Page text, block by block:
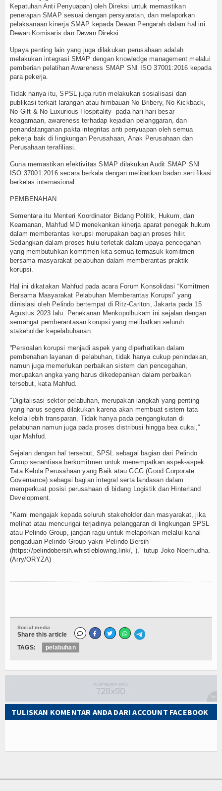
Kepatuhan Anti Penyuapan) oleh Direksi untuk memastikan
penerapan SMAP sesuai dengan persyaratan, dan melaporkan
pelaksanaan kinerja SMAP kepada Dewan Pengarah dalam hal ini
Dewan Komisaris dan Dewan Direksi.
Upaya penting lain yang juga dilakukan perusahaan adalah
melakukan integrasi SMAP dengan knowledge management melalui
pemberian pelatihan Awareness SMAP SNI ISO 37001:2016 kepada
para pekerja.
Tidak hanya itu, SPSL juga rutin melakukan sosialisasi dan
publikasi terkait larangan atau himbauan No Bribery, No Kickback,
No Gift & No Luxurious Hospitality pada hari-hari besar
keagamaan, awareness terhadap kejadian pelanggaran, dan
penandatanganan pakta integritas anti penyuapan oleh semua
pekerja baik di lingkungan Perusahaan, Anak Perusahaan dan
Perusahaan terafiliasi.
Guna memastikan efektivitas SMAP dilakukan Audit SMAP SNI
ISO 37001:2016 secara berkala dengan melibatkan badan sertifikasi
berkelas internasional.
PEMBENAHAN
Sementara itu Menteri Koordinator Bidang Politik, Hukum, dan
Keamanan, Mahfud MD menekankan kinerja aparat penegak hukum
dalam memberantas korupsi merupakan bagian proses hilir.
Sedangkan dalam proses hulu terletak dalam upaya pencegahan
yang membutuhkan komitmen kita semua termasuk komitmen
bersama masyarakat pelabuhan dalam memberantas praktik
korupsi.
Hal ini dikatakan Mahfud pada acara Forum Konsolidasi “Komitmen
Bersama Masyarakat Pelabuhan Memberantas Korupsi” yang
diinisiasi oleh Pelindo bertempat di Ritz-Carlton, Jakarta pada 15
Agustus 2023 lalu. Penekanan Menkopolhukam ini sejalan dengan
semangat pemberantasan korupsi yang melibatkan seluruh
stakeholder kepelabuhanan.
“Persoalan korupsi menjadi aspek yang diperhatikan dalam
pembenahan layanan di pelabuhan, tidak hanya cukup penindakan,
namun juga memerlukan perbaikan sistem dan pencegahan,
merupakan angka yang harus dikedepankan dalam perbaikan
tersebut, kata Mahfud.
"Digitalisasi sektor pelabuhan, merupakan langkah yang penting
yang harus segera dilakukan karena akan membuat sistem tata
kelola lebih transparan. Tidak hanya pada pengangkutan di
pelabuhan namun juga pada proses distribusi hingga bea cukai,”
ujar Mahfud.
Sejalan dengan hal tersebut, SPSL sebagai bagian dari Pelindo
Group senantiasa berkomitmen untuk menempatkan aspek-aspek
Tata Kelola Perusahaan yang Baik atau GCG (Good Corporate
Governance) sebagai bagian integral serta landasan dalam
memperkuat posisi perusahaan di bidang Logistik dan Hinterland
Development.
"Kami mengajak kepada seluruh stakeholder dan masyarakat, jika
melihat atau mencurigai terjadinya pelanggaran di lingkungan SPSL
atau Pelindo Group, jangan ragu untuk melaporkan melalui kanal
pengaduan Pelindo Group yakni Pelindo Bersih
(https://pelindobersih.whistleblowing.link/, ),” tutup Joko Noerhudha.
(Arry/ORYZA)
Social media
Share this article
TAGS:
pelabuhan
TULISKAN KOMENTAR ANDA DARI ACCOUNT FACEBOOK